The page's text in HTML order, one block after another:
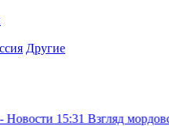
Другие
15:31Взгляд